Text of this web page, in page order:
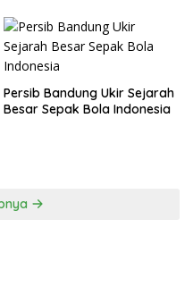
Persib Bandung Ukir Sejarah
Besar Sepak Bola Indonesia